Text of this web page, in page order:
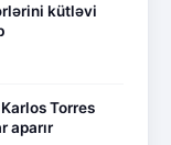
kütləvi
Torres
aparır